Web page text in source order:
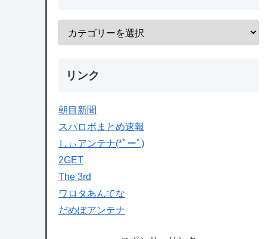
リンク
朝目新聞
スパロボまとめ速報
しぃアンテナ(*ﾟーﾟ)
2GET
The 3rd
ワロタあんてな
だめぽアンテナ